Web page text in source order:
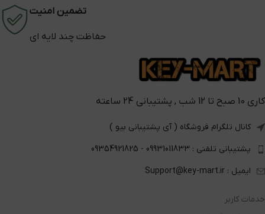
تضمین امنیت
حفاظت چند لایه ای
کاری 10 صبح تا 12 شب , پشتیبانی 24 ساعته
کانال تلگرام فروشگاه ( آی پشتیبانی بیو )
پشتیبانی تلفنی : 09931011833 - 09354921825
ایمیل : Support@key-mart.ir
خدمات کاربر